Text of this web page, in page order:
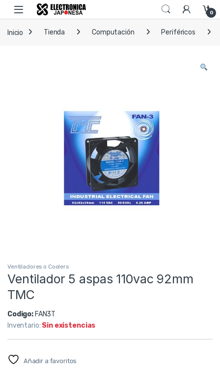
Skip to navigation
Skip to content
Open 0
Inicio Tienda Computación Periféricos
Ventiladores o Coolers
Ventilador 5 aspas 110vac 92mm
TMC
Codigo: FAN3T
Inventario: Sin existencias
Añadir a favoritos